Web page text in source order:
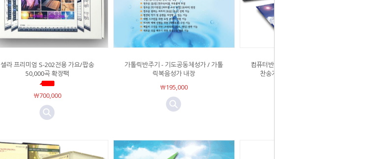
셀라 프리미엄 S-202전용 가요/팝송
50,000곡 확장팩
￦700,000
가톨릭반주기 - 기도공동체성가 / 가톨
릭복음성가 내장
￦195,000
컴퓨터반주기 "빛의소리 2집 통합" (새
찬송가645곡 + CCM2집314곡)